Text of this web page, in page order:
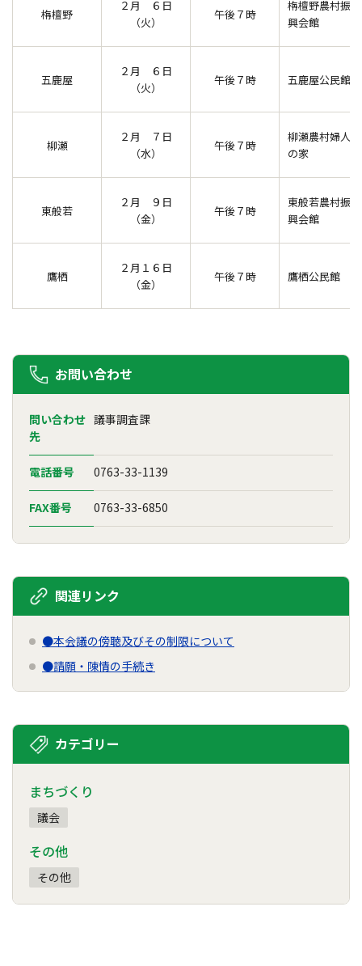
栴檀野
２月 ６日
（火）
午後７時
栴檀野農村振
興会館
五鹿屋
２月 ６日
（火）
午後７時 五鹿屋公民館
柳瀬
２月 ７日
（水）
午後７時
柳瀬農村婦人
の家
東般若
２月 ９日
（金）
午後７時
東般若農村振
興会館
鷹栖
２月１６日
（金）
午後７時 鷹栖公民館
お問い合わせ
問い合わせ
先
議事調査課
電話番号 0763-33-1139
FAX番号 0763-33-6850
関連リンク
●本会議の傍聴及びその制限について
●請願・陳情の手続き
カテゴリー
まちづくり
議会
その他
その他